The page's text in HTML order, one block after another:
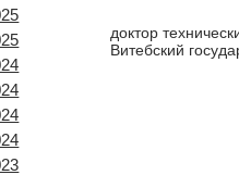
доктор
Витебский